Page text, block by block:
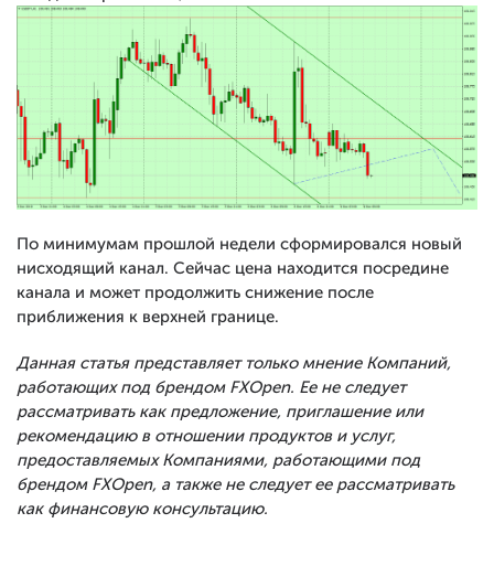
По минимумам прошлой недели сформировался новый
нисходящий канал. Сейчас цена находится посредине
канала и может продолжить снижение после
приближения к верхней границе.
Данная статья представляет только мнение Компаний,
работающих под брендом FXOpen. Ее не следует
рассматривать как предложение, приглашение или
рекомендацию в отношении продуктов и услуг,
предоставляемых Компаниями, работающими под
брендом FXOpen, а также не следует ее рассматривать
как финансовую консультацию.